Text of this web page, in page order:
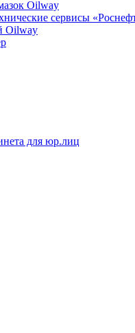
Oilway
сервисы
Oilway
для юр.лиц